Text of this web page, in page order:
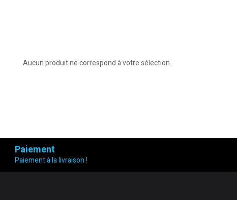
Aucun produit ne correspond à votre sélection.
Paiement
Paiement à la livraison !